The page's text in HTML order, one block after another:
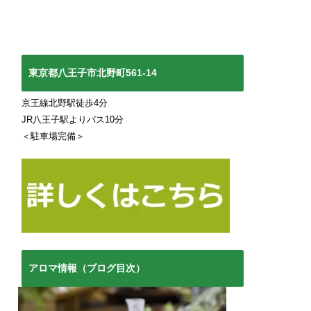
東京都八王子市北野町561-14
京王線北野駅徒歩4分
JR八王子駅よりバス10分
＜駐車場完備＞
アロマ情報（ブログ目次）